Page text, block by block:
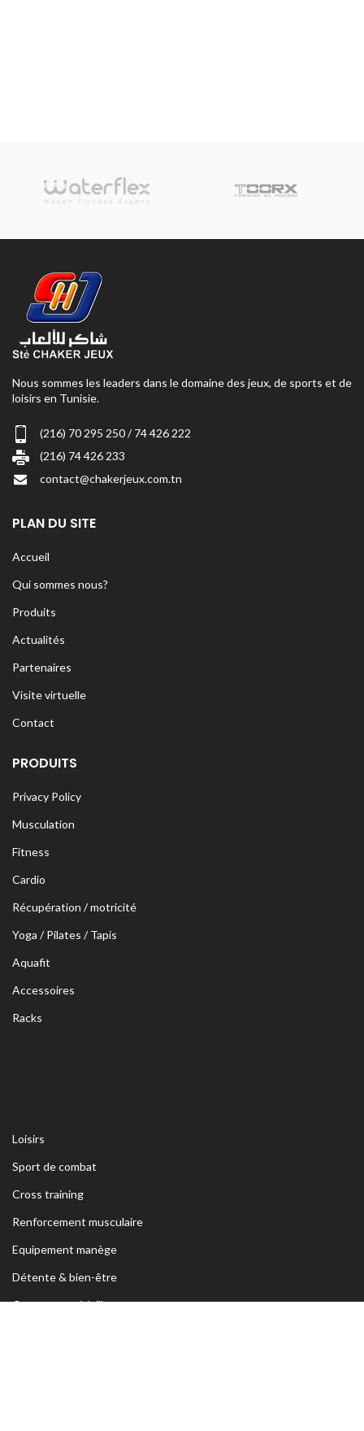
Nous sommes les leaders dans le domaine des jeux, de sports et de
loisirs en Tunisie.
(216) 70 295 250 / 74 426 222
(216) 74 426 233
contact@chakerjeux.com.tn
PLAN DU SITE
Accueil
Qui sommes nous?
Produits
Actualités
Partenaires
Visite virtuelle
Contact
PRODUITS
Privacy Policy
Musculation
Fitness
Cardio
Récupération / motricité
Yoga / Pilates / Tapis
Aquafit
Accessoires
Racks
Loisirs
Sport de combat
Cross training
Renforcement musculaire
Equipement manège
Détente & bien-être
Coupes et médailles